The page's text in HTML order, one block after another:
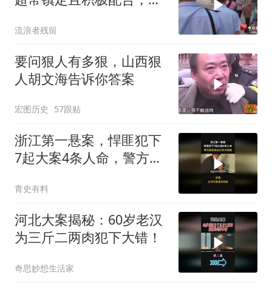
流浪者残留
要问狠人有多狠，山西狠
人胡文海告诉你答案
宏图历史 57跟贴
浙江第一悬案，悍匪犯下
7起大案4条人命，警方连
青史有料
河北大案揭秘：60岁老汉
为三斤二两肉犯下大错！
奇思妙想生活家